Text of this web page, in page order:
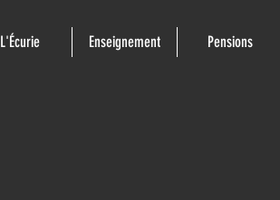
L'Écurie Enseignement Pensions